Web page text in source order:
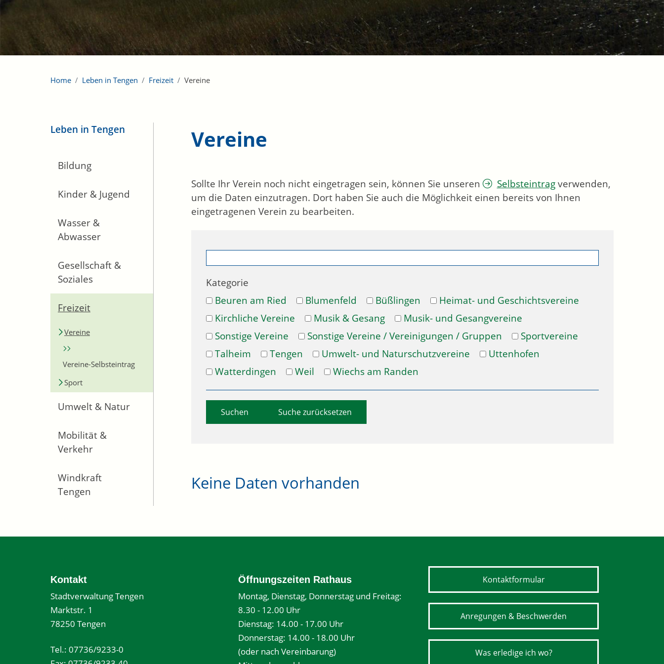
Home Leben in Tengen Freizeit Vereine
Leben in Tengen
Bildung
Kinder & Jugend
Wasser &
Abwasser
Gesellschaft &
Soziales
Freizeit
Vereine
Vereine-Selbsteintrag
Sport
Umwelt & Natur
Mobilität &
Verkehr
Windkraft
Tengen
Vereine
Sollte Ihr Verein noch nicht eingetragen sein, können Sie unseren Selbsteintragverwenden,
um die Daten einzutragen. Dort haben Sie auch die Möglichkeit einen bereits von Ihnen
eingetragenen Verein zu bearbeiten.
Kategorie
Beuren am Ried
Blumenfeld Büßlingen
Heimat- und Geschichtsvereine
Kirchliche Vereine
Musik & Gesang
Musik- und Gesangvereine
Sonstige Vereine
Sonstige Vereine / Vereinigungen / Gruppen
Sportvereine
Talheim
Tengen Umwelt- und Naturschutzvereine
Uttenhofen
Watterdingen
Weil Wiechs am Randen
Suche zurücksetzen
Keine Daten vorhanden
Kontakt
Stadtverwaltung Tengen
Marktstr. 1
78250 Tengen
Tel.: 07736/9233-0
Öffnungszeiten Rathaus
Montag, Dienstag, Donnerstag und Freitag:
8.30 - 12.00 Uhr
Dienstag: 14.00 - 17.00 Uhr
Donnerstag: 14.00 - 18.00 Uhr
(oder nach Vereinbarung)
Kontaktformular
Anregungen & Beschwerden
Was erledige ich wo?